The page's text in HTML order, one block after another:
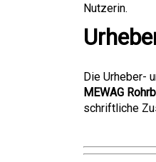
Nutzerin.
Die Urheber-
MEWAG
schriftliche